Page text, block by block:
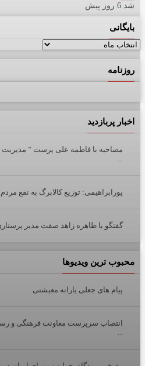
شد6 روز پیش
بایگانی
بایگانی
روزنامه
اخبار پربازدید
مصاحبه با فاطمه علی پرست ”
...
پورابراهیمی: توزیع کالابرگ به نفع
گفتگو با طاهره زاهد صفت مدیر
محبوب ترین ویدیوها
پیام های جعلی یارانه معیشتی
انتصاب سرپرست معاونت فرهنگی و